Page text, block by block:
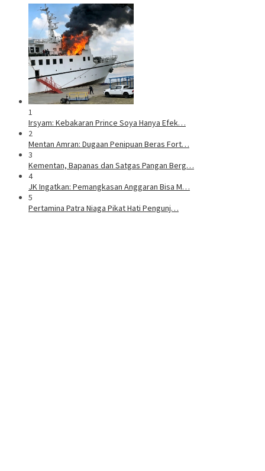
1
Irsyam: Kebakaran Prince Soya Hanya Efek…
2
Mentan Amran: Dugaan Penipuan Beras Fort…
3
Kementan, Bapanas dan Satgas Pangan Berg…
4
JK Ingatkan: Pemangkasan Anggaran Bisa M…
5
Pertamina Patra Niaga Pikat Hati Pengunj…